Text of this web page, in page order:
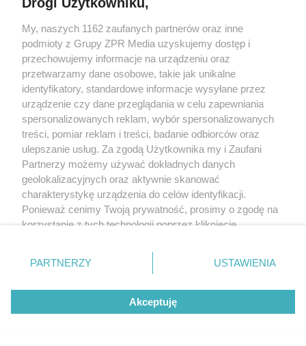
My, naszych 1162 zaufanych partnerów oraz inne
podmioty z Grupy ZPR Media uzyskujemy dostęp i
przechowujemy informacje na urządzeniu oraz
przetwarzamy dane osobowe, takie jak unikalne
identyfikatory, standardowe informacje wysyłane przez
urządzenie czy dane przeglądania w celu zapewniania
spersonalizowanych reklam, wybór spersonalizowanych
treści, pomiar reklam i treści, badanie odbiorców oraz
ulepszanie usług. Za zgodą Użytkownika my i Zaufani
Partnerzy możemy używać dokładnych danych
geolokalizacyjnych oraz aktywnie skanować
charakterystykę urządzenia do celów identyfikacji.
Ponieważ cenimy Twoją prywatność, prosimy o zgodę na
korzystanie z tych technologii poprzez kliknięcie
zmienić/wycofać klikając przycisk ustawień prywatności
znajdujący się w lewym dolnym rogu strony
rodzaje przetwarzania danych nie wymagają zgody
użytkownika, ale masz prawo sprzeciwić się takiemu
przetwarzaniu. Preferencje będą miały zastosowanie tylko
PARTNERZY USTAWIENIA
Akceptuję